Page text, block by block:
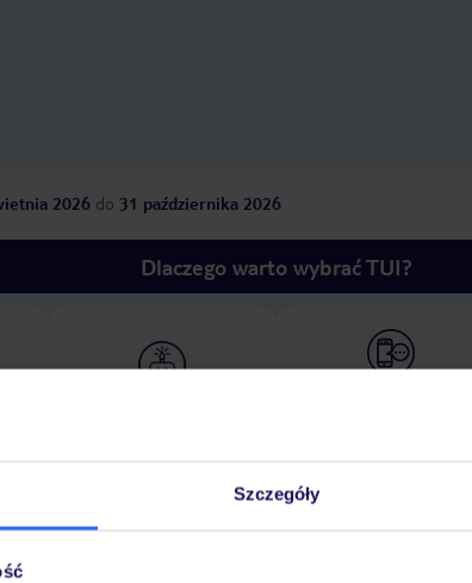
Szczegóły
2026 do 31 października 2026
Dlaczego warto wybrać TUI?
Pokoje Wyżywienie Atrakcje